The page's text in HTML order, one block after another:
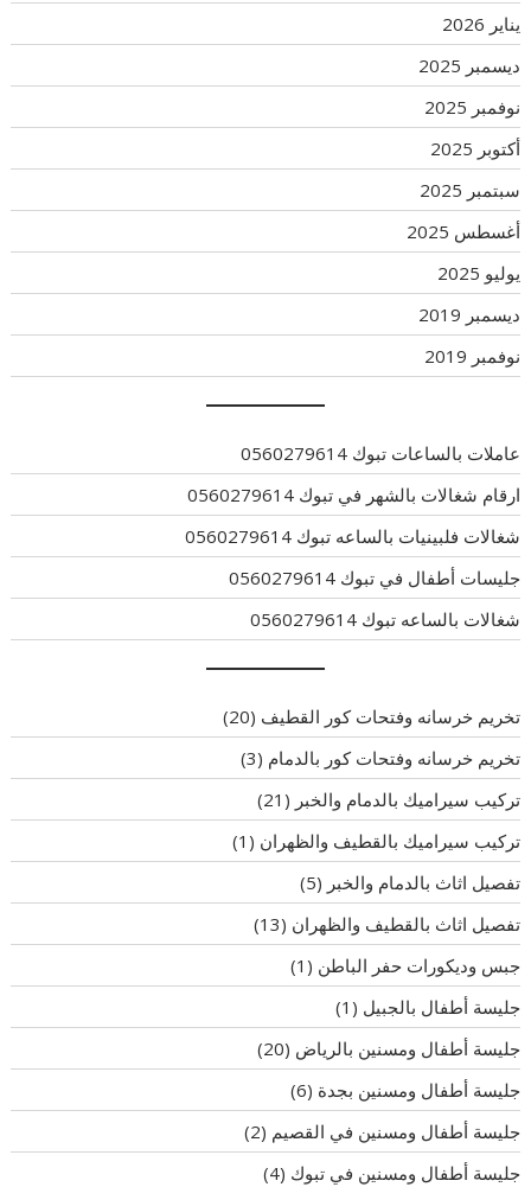
يناير 2026
ديسمبر 2025
نوفمبر 2025
أكتوبر 2025
سبتمبر 2025
أغسطس 2025
يوليو 2025
ديسمبر 2019
نوفمبر 2019
عاملات بالساعات تبوك 0560279614
ارقام شغالات بالشهر في تبوك 0560279614
شغالات فلبينيات بالساعه تبوك 0560279614
جليسات أطفال في تبوك 0560279614
شغالات بالساعه تبوك 0560279614
تخريم خرسانه وفتحات كور القطيف (20)
تخريم خرسانه وفتحات كور بالدمام (3)
تركيب سيراميك بالدمام والخبر (21)
تركيب سيراميك بالقطيف والظهران (1)
تفصيل اثاث بالدمام والخبر (5)
تفصيل اثاث بالقطيف والظهران (13)
جبس وديكورات حفر الباطن (1)
جليسة أطفال بالجبيل (1)
جليسة أطفال ومسنين بالرياض (20)
جليسة أطفال ومسنين بجدة (6)
جليسة أطفال ومسنين في القصيم (2)
جليسة أطفال ومسنين في تبوك (4)